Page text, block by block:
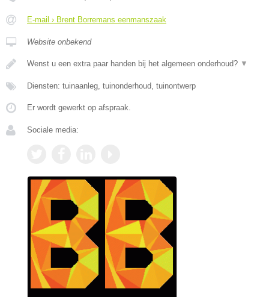
E-mail › Brent Borremans eenmanszaak
Website onbekend
Wenst u een extra paar handen bij het algemeen onderhoud? ▼
Diensten: tuinaanleg, tuinonderhoud, tuinontwerp
Er wordt gewerkt op afspraak.
Sociale media: